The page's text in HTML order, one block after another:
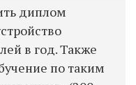
диплом
в год. Также
по таким